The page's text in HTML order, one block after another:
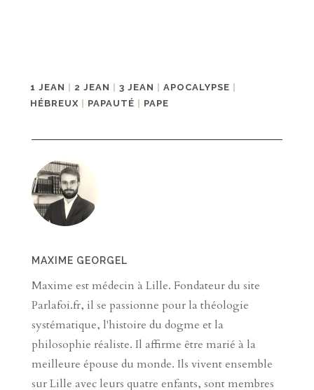
1 JEAN | 2 JEAN | 3 JEAN | APOCALYPSE |
HÉBREUX| PAPAUTÉ | PAPE
MAXIME GEORGEL
Maxime est médecin à Lille. Fondateur du site
Parlafoi.fr, il se passionne pour la théologie
systématique, l'histoire du dogme et la
philosophie réaliste. Il affirme être marié à la
meilleure épouse du monde. Ils vivent ensemble
sur Lille avec leurs quatre enfants, sont membres